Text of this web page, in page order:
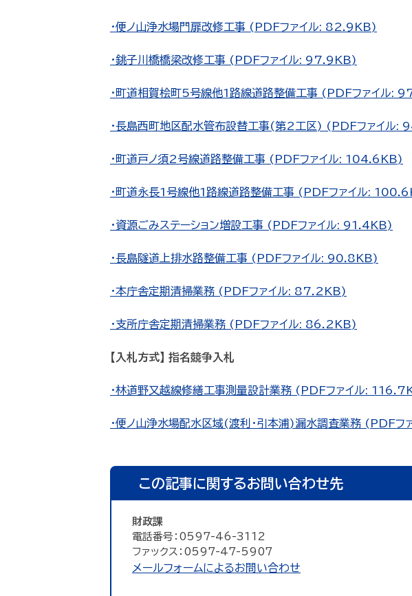
・便ノ山浄水場門扉改修工事 (PDFファイル: 82.9KB)
・銚子川橋橋梁改修工事 (PDFファイル: 97.9KB)
・町道相賀桧町5号線他1路線道路整備工事 (PDFファイル:
・長島西町地区配水管布設替工事(第2工区) (PDFファイル:
・町道戸ノ須2号線道路整備工事 (PDFファイル: 104.6KB)
・町道永長1号線他1路線道路整備工事 (PDFファイル:
・資源ごみステーション増設工事 (PDFファイル: 91.4KB)
・長島隧道上排水路整備工事 (PDFファイル: 90.8KB)
・本庁舎定期清掃業務 (PDFファイル: 87.2KB)
・支所庁舎定期清掃業務 (PDFファイル: 86.2KB)
【入札方式】 指名競争入札
・林道野又越線修繕工事測量設計業務 (PDFファイル:
・便ノ山浄水場配水区域(渡利・引本浦)漏水調査業務 (PDF
この記事に関するお問い合わせ先
財政課
電話番号：0597-46-3112
ファックス：0597-47-5907
メールフォームによるお問い合わせ